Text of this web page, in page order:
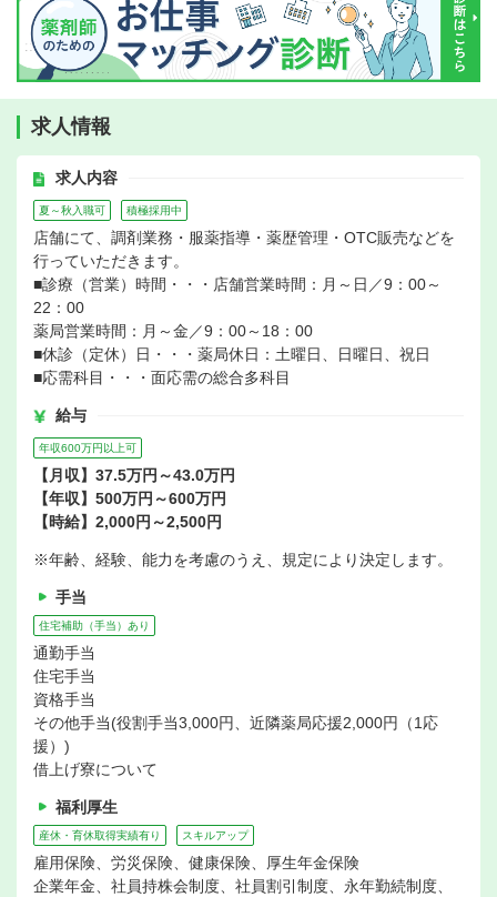
求人情報
求人内容
夏～秋入職可 積極採用中
店舗にて、調剤業務・服薬指導・薬歴管理・OTC販売などを
行っていただきます。
■診療（営業）時間・・・店舗営業時間：月～日／9：00～
22：00
薬局営業時間：月～金／9：00～18：00
■休診（定休）日・・・薬局休日：土曜日、日曜日、祝日
■応需科目・・・面応需の総合多科目
給与
年収600万円以上可
【月収】37.5万円～43.0万円
【年収】500万円～600万円
【時給】2,000円～2,500円
※年齢、経験、能力を考慮のうえ、規定により決定します。
手当
住宅補助（手当）あり
通勤手当
住宅手当
資格手当
その他手当(役割手当3,000円、近隣薬局応援2,000円（1応
援）)
借上げ寮について
福利厚生
産休・育休取得実績有り スキルアップ
雇用保険、労災保険、健康保険、厚生年金保険
企業年金、社員持株会制度、社員割引制度、永年勤続制度、